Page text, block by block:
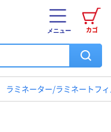
カゴ
メニュー
ラミネーター/ラミネートフ